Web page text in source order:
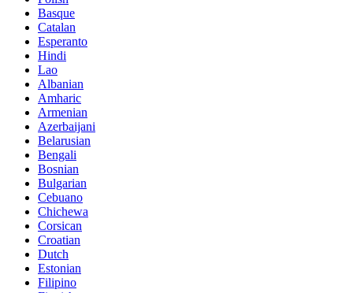
Basque
Catalan
Esperanto
Hindi
Lao
Albanian
Amharic
Armenian
Azerbaijani
Belarusian
Bengali
Bosnian
Bulgarian
Cebuano
Chichewa
Corsican
Croatian
Dutch
Estonian
Filipino